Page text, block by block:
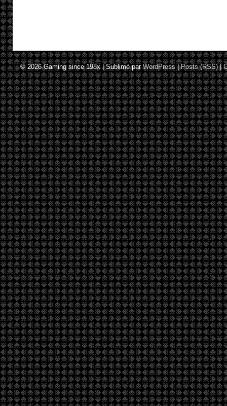
© 2026Gaming since 198x|Sublimé parWordPress |Posts (RSS)|